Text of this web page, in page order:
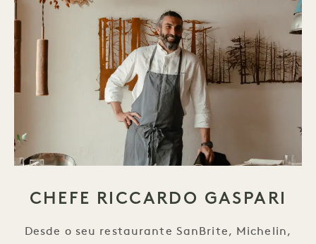
CHEFE RICCARDO GASPARI
Desde o seu restaurante SanBrite, Michelin,